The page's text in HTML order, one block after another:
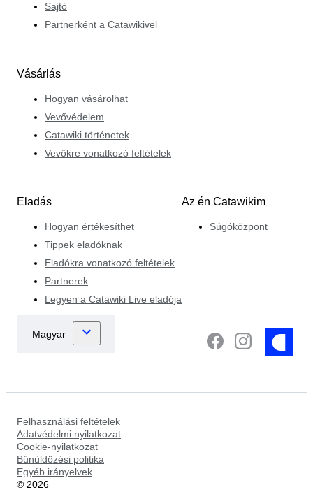
Sajtó
Partnerként a Catawikivel
Vásárlás
Hogyan vásárolhat
Vevővédelem
Catawiki történetek
Vevőkre vonatkozó feltételek
Eladás
Hogyan értékesíthet
Tippek eladóknak
Eladókra vonatkozó feltételek
Partnerek
Legyen a Catawiki Live eladója
Az én Catawikim
Súgóközpont
Felhasználási feltételek
Adatvédelmi nyilatkozat
Cookie-nyilatkozat
Bűnüldözési politika
Egyéb irányelvek
© 2026